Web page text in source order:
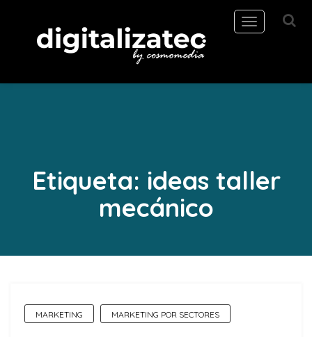
Toggle
navigation
Etiqueta: ideas taller
mecánico
MARKETING MARKETING POR SECTORES